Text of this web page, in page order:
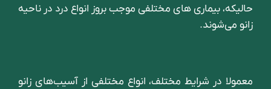
حالیکه، بیماری های مختلفی موجب بروز انواع درد در ناحیه
زانو می‌شوند.
معمولا در شرایط مختلف، انواع مختلفی از آسیب‌های زانو